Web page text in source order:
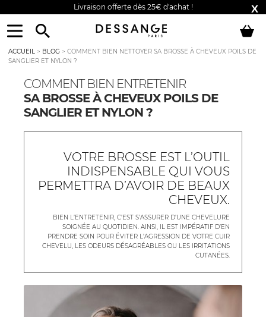
X
Livraison offerte dès 25€ d'achat !
Aller
navigation
Aller
Menu
ACCUEIL > BLOG >COMMENT BIEN NETTOYER SA BROSSE À CHEVEUX POILS DE
SANGLIER ET NYLON ?
COMMENT BIEN ENTRETENIR
SA BROSSE À CHEVEUX POILS DE
SANGLIER ET NYLON ?
VOTRE BROSSE EST L’OUTIL
INDISPENSABLE QUI VOUS
PERMETTRA D’AVOIR DE BEAUX
CHEVEUX.
BIEN L’ENTRETENIR, C’EST S’ASSURER D’UNE CHEVELURE
SOIGNÉE AU QUOTIDIEN. AINSI, IL EST IMPÉRATIF D’EN
PRENDRE SOIN POUR ÉVITER L’AGRESSION DE VOTRE CUIR
CHEVELU, LES ODEURS DÉSAGRÉABLES OU LES IRRITATIONS
CUTANÉES.